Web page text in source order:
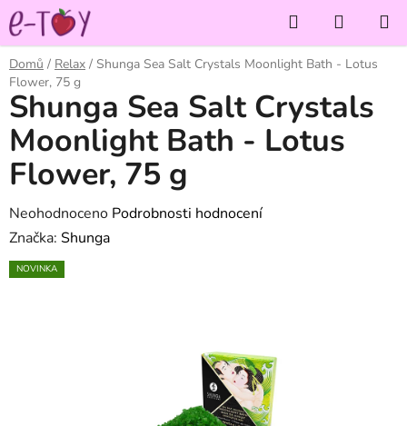
Přejít
na
obsah
Hledat
KOŠÍK
Domů / Relax / Shunga Sea Salt Crystals Moonlight Bath - Lotus
Flower, 75 g
Shunga Sea Salt Crystals
Moonlight Bath - Lotus
Flower, 75 g
Průměrné
hodnocení
produktu
Neohodnoceno Podrobnosti hodnocení
Značka: Shunga
NOVINKA